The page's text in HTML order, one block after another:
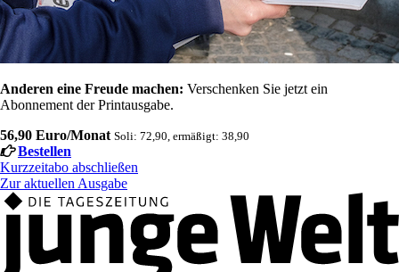
Anderen eine Freude machen: Verschenken Sie jetzt ein
Abonnement der Printausgabe.
56,90 Euro/Monat Soli: 72,90, ermäßigt: 38,90
Bestellen
Kurzzeitabo abschließen
Zur aktuellen Ausgabe